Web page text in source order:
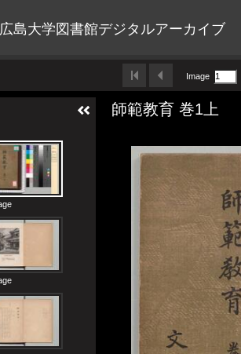
広島大学図書館デジタルアーカイブ